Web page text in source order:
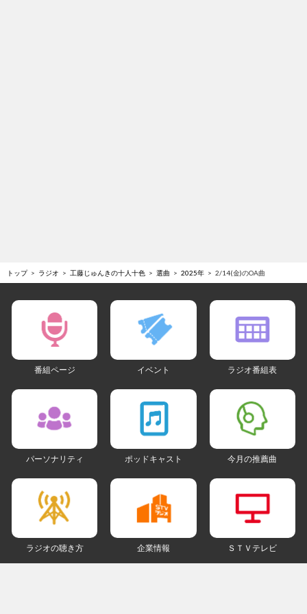
トップ ラジオ 工藤じゅんきの十人十色 選曲 2025年 2/14(金)のOA曲
番組ページ イベント ラジオ番組表
パーソナリティ ポッドキャスト 今月の推薦曲
ラジオの聴き方 企業情報 ＳＴＶテレビ